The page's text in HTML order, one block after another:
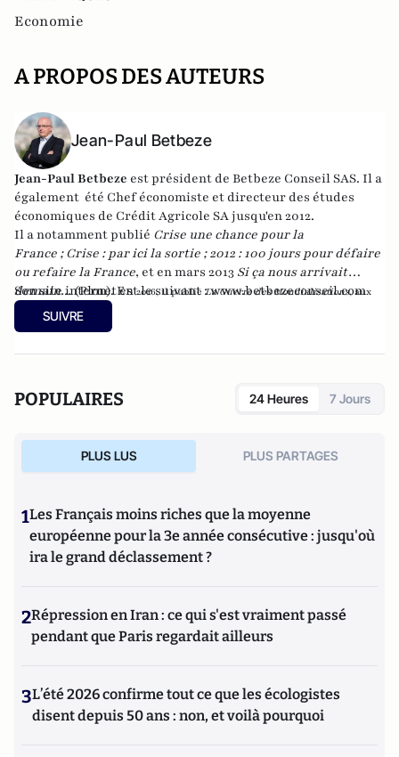
Economie
A PROPOS DES AUTEURS
Jean-Paul Betbeze
Jean-Paul Betbeze est président de Betbeze Conseil SAS. Il a
également été Chef économiste et directeur des études
économiques de Crédit Agricole SA jusqu'en 2012.
Il a notamment publié Crise une chance pour la
France ; Crise : par ici la sortie ; 2012 : 100 jours pour défaire
ou refaire la France, et en mars 2013 Si ça nous arrivait
demain...(Plon). En2016, il publie La Guerre des Mondialisations, aux
éditions Economica
et en 2017 "La France, ce malade imaginaire"
chez le même éditeur.
Son site internet est le suivant :www.betbezeconseil.com
SUIVRE
POPULAIRES 24 Heures 7 Jours
PLUS LUS PLUS PARTAGES
1Les Français moins riches que la moyenne
européenne pour la 3e année consécutive : jusqu'où
ira le grand déclassement ?
2Répression en Iran : ce qui s'est vraiment passé
pendant que Paris regardait ailleurs
3L’été 2026 confirme tout ce que les écologistes
disent depuis 50 ans : non, et voilà pourquoi